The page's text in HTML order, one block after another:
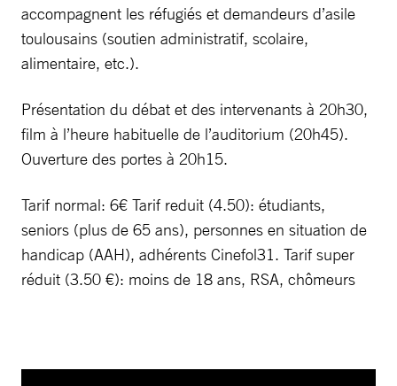
accompagnent les réfugiés et demandeurs d’asile
toulousains (soutien administratif, scolaire,
alimentaire, etc.).
Présentation du débat et des intervenants à 20h30,
film à l’heure habituelle de l’auditorium (20h45).
Ouverture des portes à 20h15.
Tarif normal: 6€ Tarif reduit (4.50): étudiants,
seniors (plus de 65 ans), personnes en situation de
handicap (AAH), adhérents Cinefol31. Tarif super
réduit (3.50 €): moins de 18 ans, RSA, chômeurs